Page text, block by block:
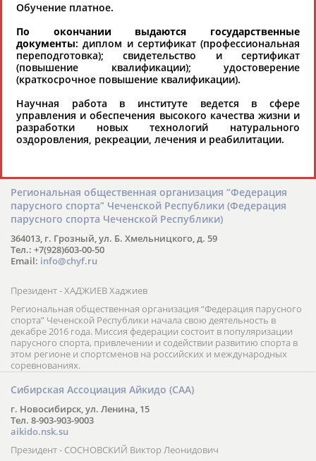
197183, г. Санкт-Петербург, Коломяжский пр.15/2 (вход с пр.
Испытателей)
Тел.: 8-911-920-55-45
«РУССКАЯ ШАХМАТНАЯ ШКОЛА» (РШШ) - крупнейшая в России
сеть шахматных школ, предоставляющая полный цикл
профессионального шахматного образования для детей и
взрослых: от обучения до участия в турнирах российского и
международного уровня; использование современных
интерактивных методик подачи материала; обучение на русском
и английском языках; специалисты с опытом преподавания более
20 лет; направленность на общее развитие ребенка: проведение
творческих мастер-классов, уроков по истории и литературе,
шахматистами; корпоративное обучение; онлайн обучение в
форме вебинаров и индивидуальных занятий, круглые столы
российских и международных тренеров, организация фестивалей;
онлайн трансляция мероприятий и турниров.
Региональная общественная организация “Федерация
парусного спорта” Чеченской Республики (Федерация
парусного спорта Чеченской Республики)
364013, г. Грозный, ул. Б. Хмельницкого, д. 59
Тел.: +7(928)603-00-50
Email: info@chyf.ru
Президент - ХАДЖИЕВ Хаджиев
Региональная общественная организация “Федерация парусного
спорта” Чеченской Республики начала свою деятельность в
декабре 2016 года. Миссия федерации состоит в популяризации
парусного спорта, привлечении и содействии развитию спорта в
этом регионе и спортсменов на российских и международных
соревнованиях.
Сибирская Ассоциация Айкидо (САА)
г. Новосибирск, ул. Ленина, 15
Тел. 8-903-903-9003
aikido.nsk.su
Президент - СОСНОВСКИЙ Виктор Леонидович
Обучение платное.
По окончании выдаются государственные
документы: диплом и сертификат (профессиональная
переподготовка); свидетельство и сертификат
(повышение квалификации); удостоверение
(краткосрочное повышение квалификации).
Научная работа в институте ведется в сфере
управления и обеспечения высокого качества жизни и
разработки новых технологий натурального
оздоровления, рекреации, лечения и реабилитации.